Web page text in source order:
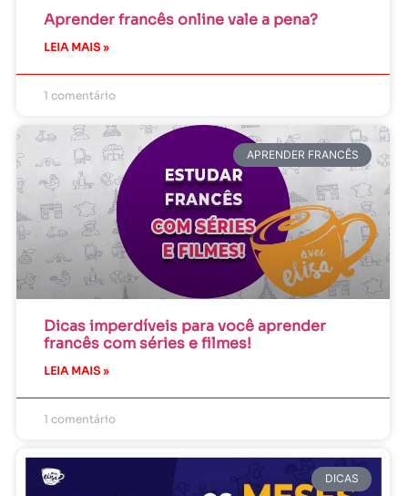
Aprender francês online vale a pena?
LEIA MAIS »
1 comentário
APRENDER FRANCÊS
Dicas imperdíveis para você aprender
francês com séries e filmes!
LEIA MAIS »
1 comentário
DICAS